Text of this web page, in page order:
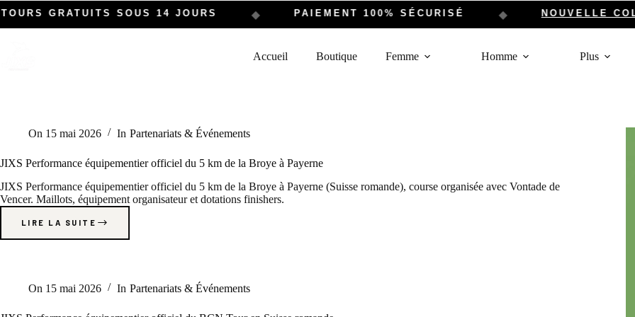
GRATUITS SOUS 14 JOURS PAIEMENT 100% SÉCURISÉ NOUVELLE
Accueil Boutique Femme Homme Plus
On 15 mai 2026 In Partenariats & Événements
JIXS Performance équipementier officiel du 5 km de la Broye à Payerne
JIXS Performance équipementier officiel du 5 km de la Broye à Payerne (Suisse romande), course organisée avec Vontade de
Vencer. Maillots, équipement organisateur et dotations finishers.
LIRE LA SUITE
On 15 mai 2026 In Partenariats & Événements